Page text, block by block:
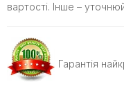
вартості. Інше –
Гарантія